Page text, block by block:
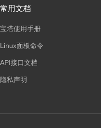
常用文档
宝塔使用手册
Linux面板命令
API接口文档
隐私声明